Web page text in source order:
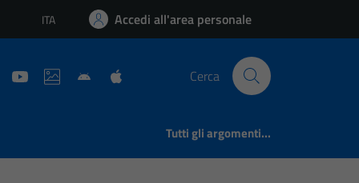
Lingua attiva:
ITA Accedi all'area personale
Cerca
Tutti gli argomenti...